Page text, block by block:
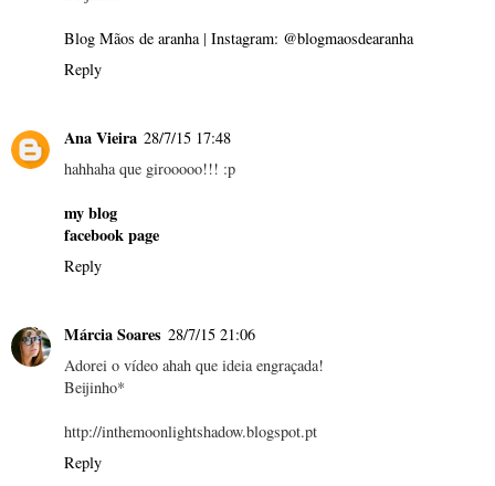
Blog Mãos de aranha| Instagram: @blogmaosdearanha
Reply
Ana Vieira 28/7/15 17:48
hahhaha que girooooo!!! :p
my blog
facebook page
Reply
Márcia Soares 28/7/15 21:06
Adorei o vídeo ahah que ideia engraçada!
Beijinho*
http://inthemoonlightshadow.blogspot.pt
Reply